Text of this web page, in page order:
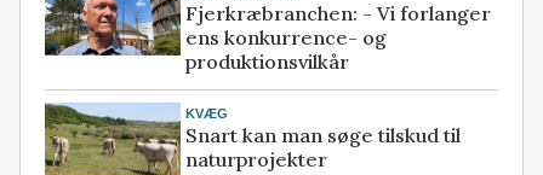
Fjerkræbranchen: - Vi forlanger
ens konkurrence- og
produktionsvilkår
KVÆG
Snart kan man søge tilskud til
naturprojekter